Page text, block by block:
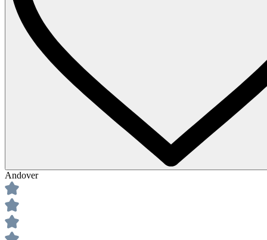
Andover